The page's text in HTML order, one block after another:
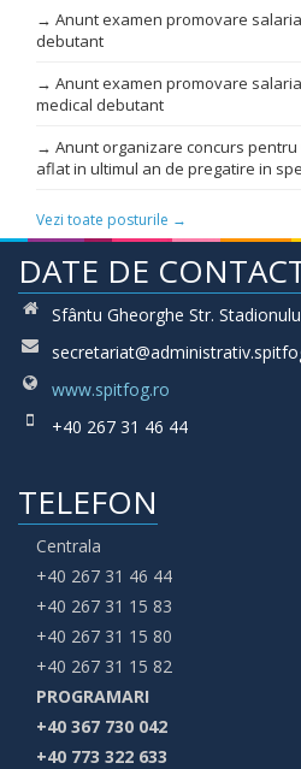
→ Anunt examen promovare
debutant
→ Anunt examen promovare
medical debutant
→ Anunt organizare concurs
aflat in ultimul an de pregatire in
Vezi toate posturile →
DATE DE
Sfântu Gheorghe Str.
www.spitfog.ro
+40 267 31 46 44
TELEFON
Centrala
+40 267 31 46 44
+40 267 31 15 83
+40 267 31 15 80
+40 267 31 15 82
PROGRAMARI
+40 367 730 042
+40 773 322 633